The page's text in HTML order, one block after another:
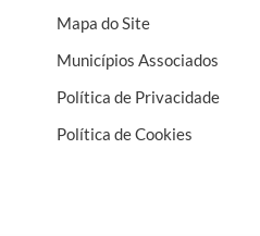
Mapa do Site
Municípios Associados
Política de Privacidade
Política de Cookies